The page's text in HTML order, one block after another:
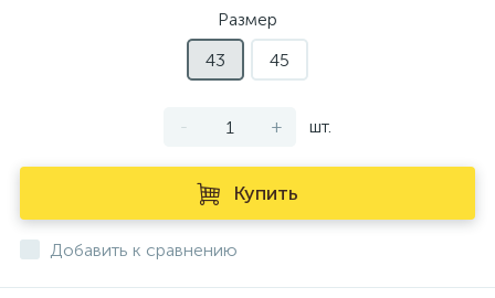
Размер
43
45
- + шт.
Купить
Добавить к сравнению